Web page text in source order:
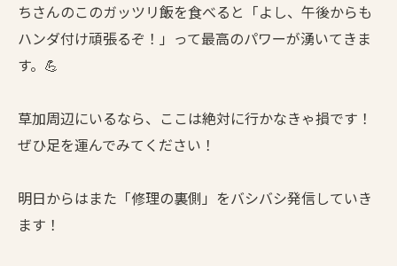
ちさんのこのガッツリ飯を食べると「よし、午後からも
ハンダ付け頑張るぞ！」って最高のパワーが湧いてきま
す。💪
草加周辺にいるなら、ここは絶対に行かなきゃ損です！
ぜひ足を運んでみてください！
明日からはまた「修理の裏側」をバシバシ発信していき
ます！